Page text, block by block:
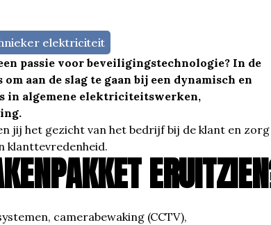
elektriciteit
passie voor beveiligingstechnologie? In de
aan de slag te gaan bij een dynamisch en
in algemene elektriciteitswerken,
jij het gezicht van het bedrijf bij de klant en
klanttevredenheid.
camerabewaking (CCTV),